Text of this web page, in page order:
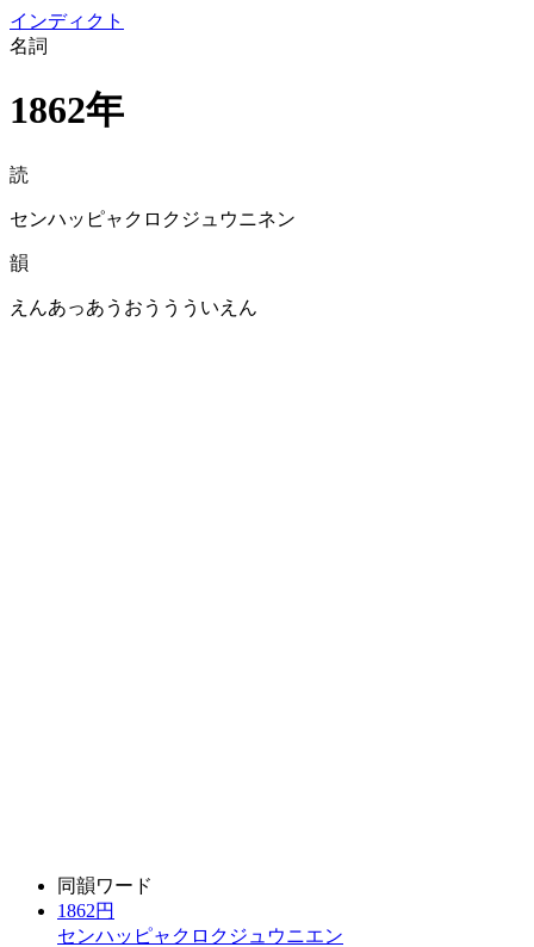
インディクト
名詞
1862年
読
センハッピャクロクジュウニネン
韻
えんあっあうおううういえん
同韻ワード
1862円
センハッピャクロクジュウニエン